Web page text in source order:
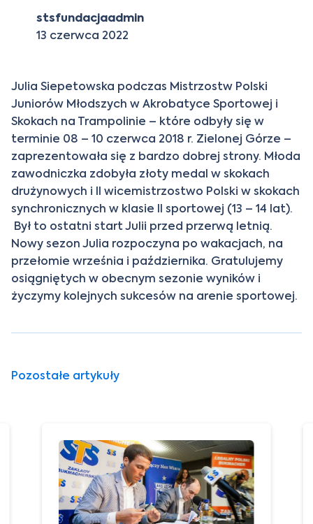
stsfundacjaadmin
13 czerwca 2022
Julia Siepetowska podczas Mistrzostw Polski
Juniorów Młodszych w Akrobatyce Sportowej i
Skokach na Trampolinie – które odbyły się w
terminie 08 – 10 czerwca 2018 r. Zielonej Górze –
zaprezentowała się z bardzo dobrej strony. Młoda
zawodniczka zdobyła złoty medal w skokach
drużynowych i II wicemistrzostwo Polski w skokach
synchronicznych w klasie II sportowej (13 – 14 lat).
Był to ostatni start Julii przed przerwą letnią.
Nowy sezon Julia rozpoczyna po wakacjach, na
przełomie września i października. Gratulujemy
osiągniętych w obecnym sezonie wyników i
życzymy kolejnych sukcesów na arenie sportowej.
Pozostałe artykuły